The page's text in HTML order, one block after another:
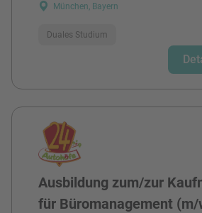
München, Bayern
Duales Studium
Ausbildung zum/zur
für Büromanagement